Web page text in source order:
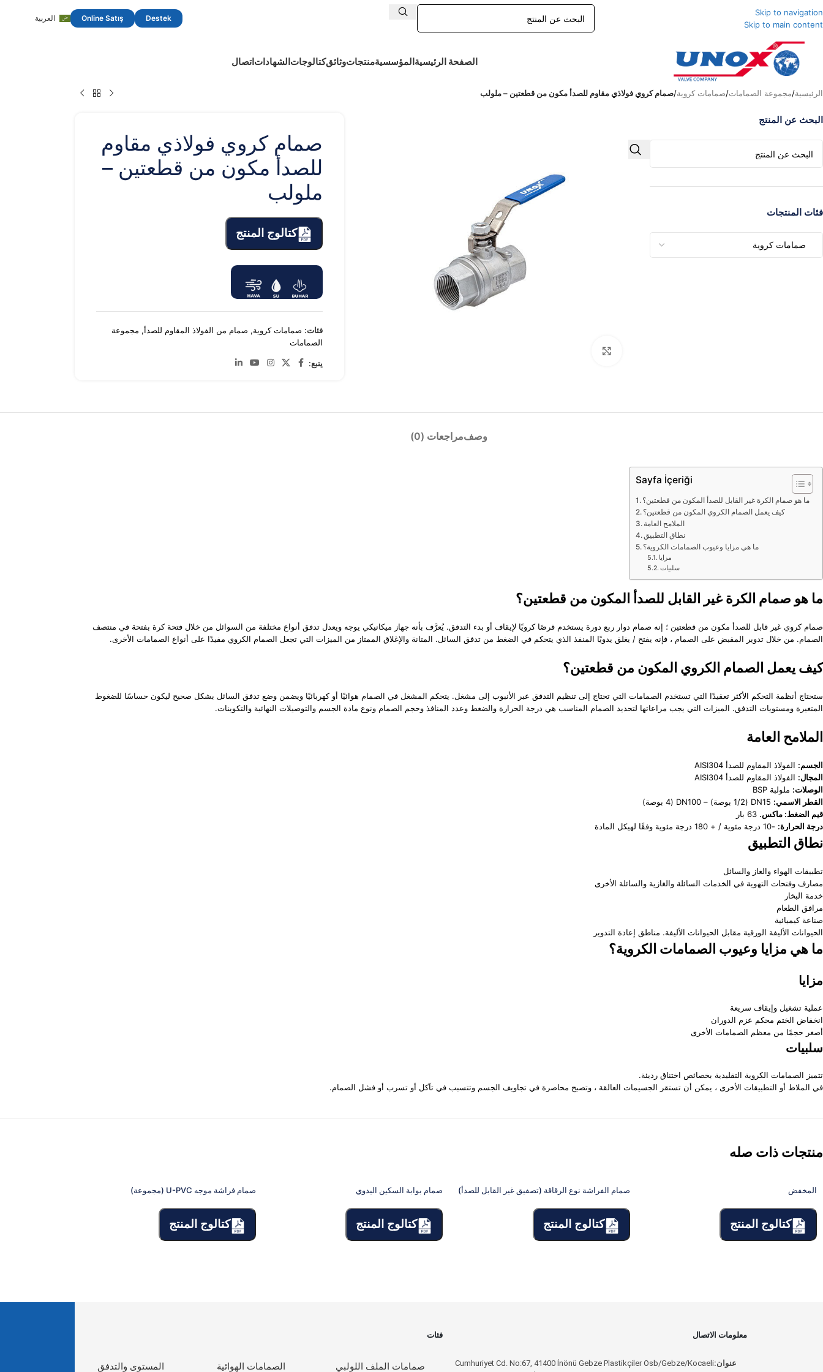
Skip to navigation
Skip to main content
Destek
Online Satış العربية
الصفحة الرئيسيةالمؤسسيةمنتجاتوثائقكتالوجاتالشهاداتاتصال
الرئيسية/مجموعة الصمامات/صمامات كروية/صمام كروي فولاذي مقاوم للصدأ مكون من قطعتين – ملولب
البحث عن المنتج
فئات المنتجات
صمام كروي فولاذي مقاوم
للصدأ مكون من قطعتين –
ملولب
كتالوج المنتج
فئات: صمامات كروية, صمام من الفولاذ المقاوم للصدأ, مجموعة
الصمامات
يتبع:
وصفمراجعات (0)
Sayfa İçeriği
ما هو صمام الكرة غير القابل للصدأ المكون من قطعتين؟
كيف يعمل الصمام الكروي المكون من قطعتين؟
الملامح العامة
نطاق التطبيق
ما هي مزايا وعيوب الصمامات الكروية؟
مزايا
سلبيات
ما هو صمام الكرة غير القابل للصدأ المكون من قطعتين؟
صمام كروي غير قابل للصدأ مكون من قطعتين ؛ إنه صمام دوار ربع دورة يستخدم قرصًا كرويًا لإيقاف أو بدء التدفق. يُعرَّف بأنه جهاز ميكانيكي يوجه ويعدل تدفق أنواع مختلفة من السوائل من خلال فتحة كرة بفتحة في منتصف
الصمام. من خلال تدوير المقبض على الصمام ، فإنه يفتح / يغلق يدويًا المنفذ الذي يتحكم في الضغط من تدفق السائل. المتانة والإغلاق الممتاز من الميزات التي تجعل الصمام الكروي مفيدًا على أنواع الصمامات الأخرى.
كيف يعمل الصمام الكروي المكون من قطعتين؟
ستحتاج أنظمة التحكم الأكثر تعقيدًا التي تستخدم الصمامات التي تحتاج إلى تنظيم التدفق عبر الأنبوب إلى مشغل. يتحكم المشغل في الصمام هوائيًا أو كهربائيًا ويضمن وضع تدفق السائل بشكل صحيح ليكون حساسًا للضغوط
المتغيرة ومستويات التدفق. الميزات التي يجب مراعاتها لتحديد الصمام المناسب هي درجة الحرارة والضغط وعدد المنافذ وحجم الصمام ونوع مادة الجسم والتوصيلات النهائية والتكوينات.
الملامح العامة
الجسم: الفولاذ المقاوم للصدأ AISI304
المجال: الفولاذ المقاوم للصدأ AISI304
الوصلات: ملولبة BSP
القطر الاسمي:
قيم الضغط: ماكس.
درجة الحرارة: -10 درجة مئوية / + 180 درجة مئوية وفقًا لهيكل المادة
نطاق التطبيق
تطبيقات الهواء والغاز والسائل
مصارف وفتحات التهوية في الخدمات السائلة والغازية والسائلة الأخرى
خدمة البخار
مرافق الطعام
صناعة كيميائية
الحيوانات الأليفة الورقية مقابل الحيوانات الأليفة. مناطق إعادة التدوير
ما هي مزايا وعيوب الصمامات الكروية؟
مزايا
عملية تشغيل وإيقاف سريعة
انخفاض الختم محكم عزم الدوران
أصغر حجمًا من معظم الصمامات الأخرى
سلبيات
تتميز الصمامات الكروية التقليدية بخصائص اختناق رديئة.
في الملاط أو التطبيقات الأخرى ، يمكن أن تستقر الجسيمات العالقة ، وتصبح محاصرة في تجاويف الجسم وتتسبب في تآكل أو تسرب أو فشل الصمام.
منتجات ذات صله
المخفض
كتالوج المنتج
صمام الفراشة نوع الرقاقة (تصفيق غير القابل للصدأ)
كتالوج المنتج
صمام بوابة السكين اليدوي
كتالوج المنتج
صمام فراشة موجه U-PVC (مجموعة)
كتالوج المنتج
معلومات الاتصال
عنوان:Cumhuriyet Cd. No:67, 41400 İnönü Gebze Plastikçiler Osb/Gebze/Kocaeli
فئات
صمامات الملف اللولبي الصمامات الهوائية المستوى والتدفق